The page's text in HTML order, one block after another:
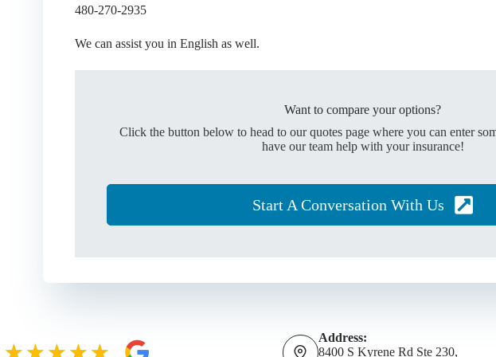
480-270-2935
We can assist you in English as well.
Want to compare your options?
Click the button below to head to our quotes page where you can enter
have our team help with your insurance!
Start A Conversation With Us
Address:
8400 S Kyrene Rd Ste 230,